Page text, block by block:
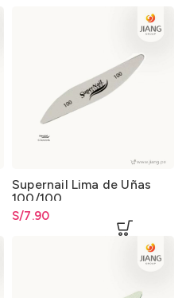
Supernail Lima de Uñas
100/100
S/7.90